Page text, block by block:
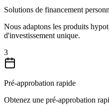
Solutions de financement
Nous adaptons les produits
d'investissement unique.
3
Pré-approbation rapide
Obtenez une pré-approbation